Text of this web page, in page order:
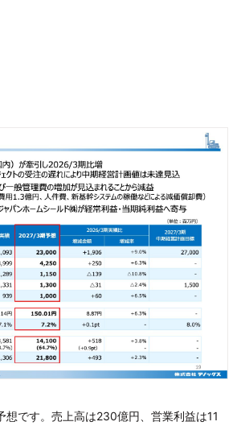
想です。売上高は230億円、営業利益は11